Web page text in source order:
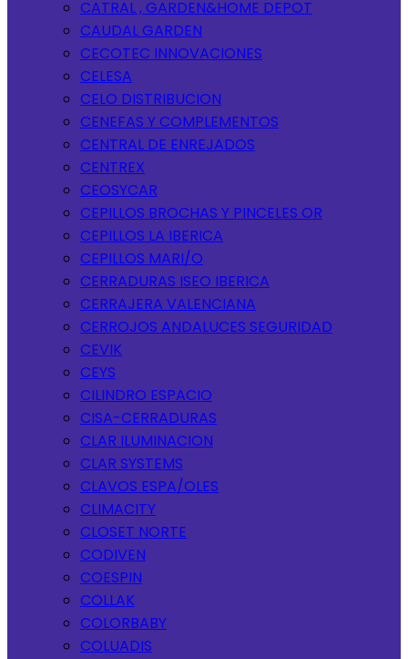
CATRAL , GARDEN&HOME DEPOT
CAUDAL GARDEN
CECOTEC INNOVACIONES
CELESA
CELO DISTRIBUCION
CENEFAS Y COMPLEMENTOS
CENTRAL DE ENREJADOS
CENTREX
CEOSYCAR
CEPILLOS BROCHAS Y PINCELES OR
CEPILLOS LA IBERICA
CEPILLOS MARI/O
CERRADURAS ISEO IBERICA
CERRAJERA VALENCIANA
CERROJOS ANDALUCES SEGURIDAD
CEVIK
CEYS
CILINDRO ESPACIO
CISA-CERRADURAS
CLAR ILUMINACION
CLAR SYSTEMS
CLAVOS ESPA/OLES
CLIMACITY
CLOSET NORTE
CODIVEN
COESPIN
COLLAK
COLORBABY
COLUADIS